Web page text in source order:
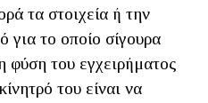
τα στοιχεία ή την
για το οποίο σίγουρα
φύση του εγχειρήματος
του είναι να